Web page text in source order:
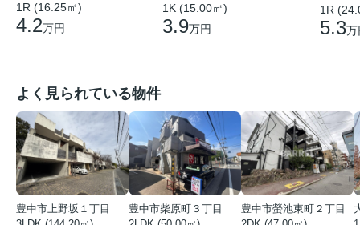
1R (16.25㎡)
4.2万円
1K (15.00㎡)
3.9万円
1R
5.3万
よく見られている物件
豊中市上野坂１丁目
豊中市柴原町３丁目
豊中市螢池東町２丁目